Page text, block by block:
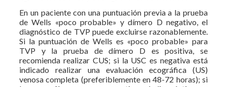
En un paciente con una puntuación previa a la prueba
de Wells «poco probable» y dímero D negativo, el
diagnóstico de TVP puede excluirse razonablemente.
Si la puntuación de Wells es «poco probable» para
TVP y la prueba de dímero D es positiva, se
recomienda realizar CUS; si la USC es negativa está
indicado realizar una evaluación ecográfica (US)
venosa completa (preferiblemente en 48-72 horas); si